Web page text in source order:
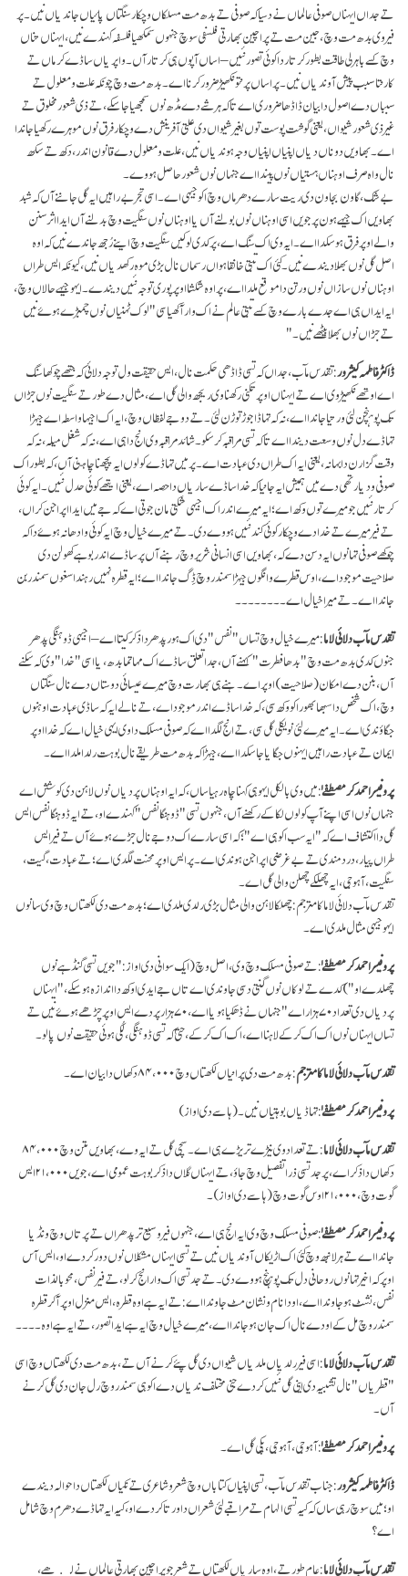
تے جداں ایہناں صوفی عالماں نے دسیا کہ صوفی تے بدھ مت مسلکاں وچکار سنگتاں پائیاں جاندیاں نیں۔ پر
فیر وی بدھ مت وچ، جین مت تے پراچین بھارتی فلسفی سوچ جنہوں سمکھیا فلسفہ کہندے نیں، ایہناں تناں
وچ کسے باہرلی طاقت بطور کرتار دا کوئی تصور نئیں – اساں آپوں ہی کرتار آں۔ واپریاں ساڈے کرماں تے
کارنتا سبب پیش آوندیاں نیں۔ پر اساں پرنتو نکھیڑ ضرور کرنا اے۔ بدھ مت وچ چونکہ علت و معلول تے
سبباں دے اصول دا بیان ڈاڈھا ضروری اے تا کہ ہر شے دے مڈھ نوں سمجھیا جا سکے، تے ذی شعور مخلوق تے
غیر ذی شعور شیواں، یعنی گوشت پوست توں بغیر شیواں دی علّتی آفرینش دے وچکار فرق نوں موہرے رکھیا جاندا
اے۔ بھاویں دوناں دیاں اپنیاں اپنیاں وجہ ہوندیاں نیں، علت و معلول دے قانون اندر، دکھ تے سکھ
نال واہ صرف اوہناں ہستیاں نوں پیندا اے جنہاں نوں شعور حاصل ہووے۔
بے شک، گاون بجاون دی ریت سارے دھرماں وچ اکو جیہی اے ۔ اسی تجربے راہیں ایہ گل جاننے آں کہ شبد
بھاویں اک جیہے ہون پر جویں اسی اوہناں نوں بولنے آں یا اوہناں نوں سنگیت وچ بدلنے آں ایدا اثر سنن
والے اوپر فرق ہو سکدا اے۔ ایہ وی اک سنگ اے، پر کدی لوکیں سنگیت وچ اینے رُجھ جاندے نیں کہ اوہ
اصل گل نوں بھلا دیندے نیں۔ کئی اک تبتی خانقاہواں رسماں نال بڑی موہ رکھدیاں نیں، کیونکہ ایس طراں
اوہناں نوں سازاں نوں ورتن دا موقع ملدا اے، پر اوہ شکشا اوپر پوری توجہ نئیں دیندے۔ ایہو جیہے حالاں وچ،
ایہ ایداں ہی اے جدے بارے وچ کسے تبتی عالم نے اک وار آکھیا سی "لوک ٹہنیاں نوں چمبڑے ہوۓ نیں
تے جڑاں نوں بھلا بیٹھے نیں۔"
ڈاکٹر فاطمہ کیشرور: تقدس مآب، جداں کہ تسی ڈاڈھی حکمت نال، ایس حقیقت ول توجہ دلائی کہ جتھے چوکھا سنگ
اے اوتھے نکھیڑ وی اے تے ایہناں اوپر تکنی رکھنا وی ریجھ والی گل اے، مثال دے طور تے سنگیت نوں جڑاں
تک پوہنچن لئی ورتیا جاندا اے، نہ کہ تہاڈا جوڑ توڑن لئی۔ تے دوجے لفظاں وچ، ایہ اک اجیہا واسطہ اے جیہڑا
تہاڈے دل نوں وسعت دیندا اے تا کہ تسی مراقبہ کر سکو۔ شائد مراقبہ وی انج دا ہی اے، نہ کہ شغل میلہ، نہ کہ
وقت گزارن دا بہانہ، یعنی ایہ اک طراں دی عبادت اے۔ پر میں تہاڈے کولوں ایہ پچھنا چاہنی آں، کہ بطور اک
صوفی ودیارتھی دے میں ہمیش ایہ جانیا کہ خدا ساڈے ساریاں دا حصہ اے، یعنی ایتھے کوئی حدل نئیں۔ ایہ کوئی
کرتار نئیں جو میرے توں وکھ اے؛ ایہ میرے اندر اک اجیہی شکتی مان جوتی اے کہ جے میں ایدا اپراجن کراں،
تے فیر میرے تے خدا دے وچکار کوئی کند نئیں ہووے دی۔ تے میرے خیال وچ ایہ کوئی وادھا نہ ہوۓ دا کہ
چوکھے صوفی تہانوں ایہ دسن دے کہ، بھاویں اسی انسانی شریر وچ رہنے آں پر ساڈے اندر بوہے کھولن دی
صلاحیت موجود اے، اوس قطرے وانگوں جیہڑا سمندر وچ ڈِگ جاندا اے؛ ایہ قطرہ نہیں رہندا سغوں سمندر بن
جاندا اے۔ تے میرا خیال اے۔۔۔۔۔۔۔۔
تقدس مآب دلائی لاما: میرے خیال وچ تساں "نفس" دی اک ہور پدھر دا ذکر کیتا اے – اجیہی ڈوہنگی پدھر
جنوں کدی بدھ مت وچ "بدھا فطرت" کہنے آں، جدا تعلق ساڈے اک مہاتما بدھ، یا اسی "خدا" وی کہ سکنے
آں، بنن دے امکان (صلاحیت) اوپر اے۔ ہنے ہی بھارت وچ میرے عیسائی دوستاں دے نال سنگتاں
وچ، اک شخص دا سبھا بھورا کو وکھ سی، کہ خدا ساڈے اندر موجود اے، تے نالے ایہ کہ ساڈی عبادت اوہنوں
جگاؤندی اے۔ ایہ میرے لئی نویکلی گل سی، تے انج لگدا اے کہ صوفی مسلک دا وی ایہی خیال اے کہ خدا اوپر
ایمان تے عبادت راہیں ایہنوں جگایا جا سکدا اے، جیہڑا کہ بدھ مت طریقے نال بوہت رلدا ملدا اے۔
پروفیسر احمد کرمصطفےٰ: میں وی بالکل ایہوہی کہنا چاہ رہیا ساں، کہ ایہ اوہناں پردیاں نوں لاہن دی کوشش اے
جنہاں نوں اسی اپنے آپ کولوں لکا کے رکھنے آں، جنہوں تسی "ڈوہنگا نفس" کہندے او، تے ایہ ڈوہنگا نفس ایس
گل دا اکتشاف اے کہ "ایہ سب اکو ہی اے"؛ کہ اسی سارے اک دوجے نال جڑے ہوۓ آں تے فیر ایس
طراں پیار، درد مندی تے بےغرضی اپراجن ہوندی اے۔ پر ایس اوپر محنت لگدی اے؛ تے عبادت، گیت،
سنگیت، آہوجی، ایہ چھلکے چھلن والی گل اے۔
تقدس مآب دلائی لاما کا مترجم: چھلکا لاہن والی مثال بڑی رلدی ملدی اے؛ بدھ مت دی لکھتاں وچ وی سانوں
ایہو جیہی مثال ملدی اے۔
پروفیسر احمد کرمصطفےٰ: تے صوفی مسلک وچ وی، اصل وچ ( ایک سوانی دی اواز:"جویں تسی گنڈہے نوں
چھلدے او ") کدے تے لوکاں نوں گنتی دسی جاوندی اے تاں جے ایدی اوکھ دا اندازہ ہو سکے، "ایہناں
پردیاں دی تعداد ۷۰ ہزار اے" جنہاں نے ڈھکیا ہویا اے، ۷۰ ہزار پردے ایس اوپر چڑھے ہوۓ نیں تے
تساں ایہناں نوں اک اک کر کے لاہنا اے، اک اک کر کے، حتیٰ کہ تسی ڈوہنگی، لُکی ہوئی حقیقت نوں پا لو۔
تقدس مآب دلائی لاما کا مترجم: بدھ مت دی پرانیاں لکھتاں وچ ۸۴،۰۰۰ دکھاں دا بیان اے۔
پروفیسر احمد کرمصطفےٰ: تہاڈیاں بوہتیاں نیں۔ (ہاسے دی اواز)
تقدس مآب دلائی لاما
: تے تعداد وی نیڑے تریڑے ہی اے۔ سچی گل تے ایہ وے، بھاویں متن وچ ۸۴،۰۰۰
دکھاں دا ذکر اے، پر جد تسی ذرا تفصیل وچ جاؤ، تے ایہناں گلاں دا ذکر بوہت عمومی اے، جویں ۲۱،۰۰۰ ایس
گوت وچ، ۲۱،۰۰۰ اوس گوت وچ (ہاسے دی اواز)۔
پروفیسر احمد کرمصطفےٰ: صوفی مسلک وچ وی ایہ انج ہی اے، جنہوں فیر وسیع تر پدھراں تے پرتاں وچ ونڈیا
جاندا اے تے ہر لانبھ وچ کئی اک اڑیکاں آوندیاں نیں تے تسی ایہناں مشکلاں نوں دور کردے او، ایس آس
اوپر کہ اخیر تہانوں روحانی دل تک پوہنچ ہووے دی۔ تے جد تسی اک وار انج کر لو، تے فیر نفس، محو بالذات
نفس، نشٹ ہو جاوندا اے، اودا نام و نشان مٹ جاوندا اے: تے ایہ ہے اوہ قطرہ، ایس منزل اوپر آ کر قطرہ
سمندر وچ مل کے اودے نال اک جان ہو جاندا اے، میرے خیال وچ ایہ ہے ایدا تصور، تے ایہ ہے اوہ۔۔۔۔
تقدس مآب دلائی لاما: اسی فیر رلدیاں ملدیاں شیواں دی گل پئے کرنے آں تے، بدھ مت دی لکھتاں وچ اسی
"قطریاں" نال تشبیہ دی اینی گل نئیں کردے جنی مختلف ندیاں دے اکو ہی سمندر وچ رل جان دی گل کرنے
آں۔
پروفیسر احمد کرمصطفےٰ: آہوجی، آہوجی، پکی گل اے۔
ڈاکٹر فاطمہ کیشرور: جناب تقدس مآب، تسی اپنیاں کتاباں وچ شعرو شاعری تے نکیاں لکھتاں دا حوالہ دیندے
او؛ میں سوچ رہی ساں کہ کیہ تسی الہام تے مراقبے لئی شعراں دا ورتا کردے او، کیہ ایہ تہاڈے دھرم وچ شامل
اے؟
تقدس مآب دلائی لاما: عام طور تے، اوہ ساریاں لکھتاں تے شعر جو پراچین بھارتی عالماں نے لکھے،